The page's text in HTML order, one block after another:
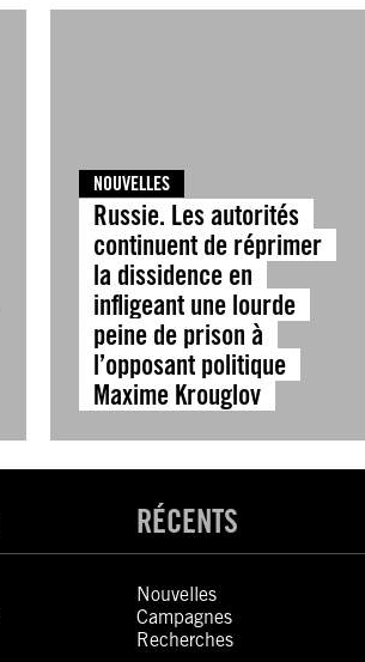
NOUVELLES
Russie. Les autorités
continuent de réprimer
la dissidence en
infligeant une lourde
peine de prison à
l’opposant politique
Maxime Krouglov
RÉCENTS
Nouvelles
Campagnes
Recherches